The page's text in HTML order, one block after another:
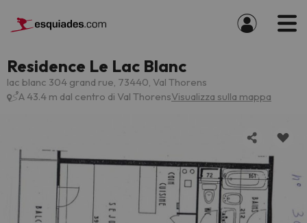
Residence Le Lac Blanc
lac blanc 304 grand rue, 73440, Val Thorens
A 43.4 m dal centro di Val ThorensVisualizza sulla mappa